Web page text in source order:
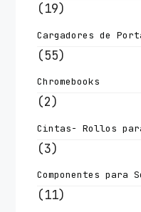
(19)
Cargadores de
(55)
Chromebooks
(2)
Cintas- Rollos
(3)
Componentes para
(11)